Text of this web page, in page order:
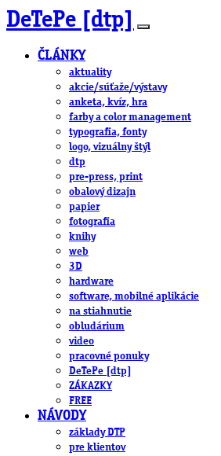
DeTePe [dtp]
ČLÁNKY
aktuality
akcie/súťaže/výstavy
anketa, kvíz, hra
farby a color management
typografia, fonty
logo, vizuálny štýl
dtp
pre-press, print
obalový dizajn
papier
fotografia
knihy
web
3D
hardware
software, mobilné aplikácie
na stiahnutie
obludárium
video
pracovné ponuky
DeTePe [dtp]
ZÁKAZKY
FREE
NÁVODY
základy DTP
pre klientov